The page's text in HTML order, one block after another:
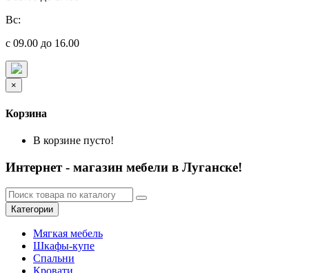
Вс:
с 09.00 до 16.00
×
Корзина
В корзине пусто!
Интернет - магазин мебели в Луганске!
Категории
Мягкая мебель
Шкафы-купе
Спальни